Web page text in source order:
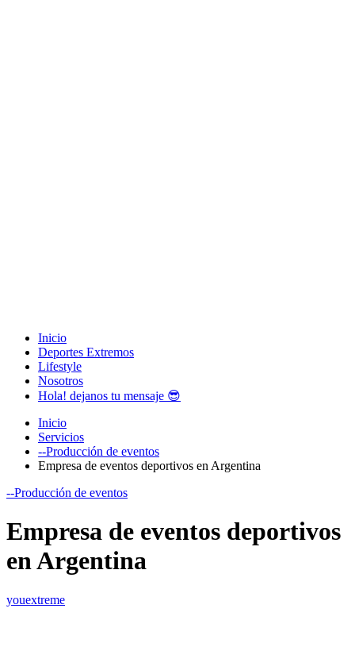
Inicio
Deportes Extremos
Lifestyle
Nosotros
Hola! dejanos tu mensaje 😎
Inicio
Servicios
--Producción de eventos
Empresa de eventos deportivos en Argentina
--Producción de eventos
Empresa de eventos deportivos
en Argentina
youextreme